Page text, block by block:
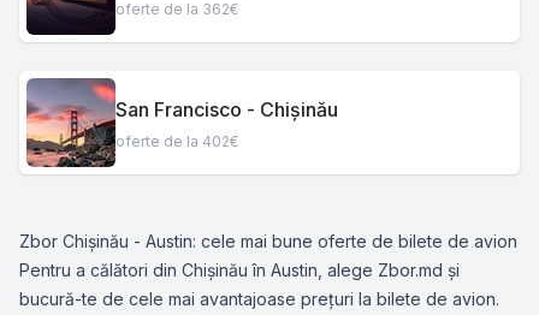
oferte de la 362€
San Francisco - Chișinău
oferte de la 402€
Zbor Chișinău - Austin: cele mai bune oferte de bilete de avion
Pentru a călători din Chișinău în Austin, alege Zbor.md și
bucură-te de cele mai avantajoase prețuri la bilete de avion.